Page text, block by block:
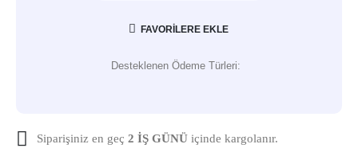
FAVORILERE EKLE
Desteklenen Ödeme Türleri:
Siparişiniz en geç 2 İŞ GÜNÜ içinde kargolanır.